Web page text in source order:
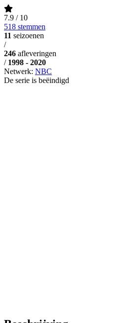
7.9 / 10
518 stemmen
11 seizoenen
/
246 afleveringen
/ 1998 - 2020
Netwerk: NBC
De serie is beëindigd